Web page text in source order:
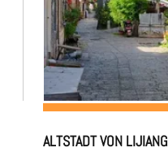
ALTSTADT VON LIJIANG